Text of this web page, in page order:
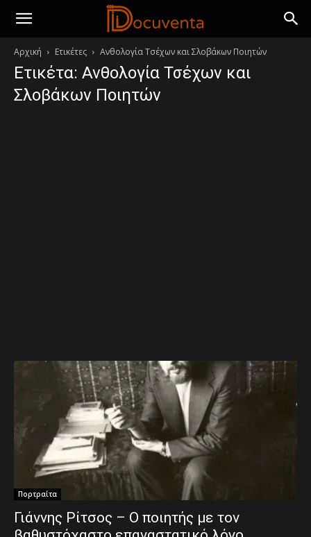
Αρχική Ετικέτες Ανθολογία Τσέχων και Σλοβάκων Ποιητών
Ετικέτα: Ανθολογία Τσέχων και
Σλοβάκων Ποιητών
Πορτραίτα
Γιάννης Ρίτσος – Ο ποιητής με τον